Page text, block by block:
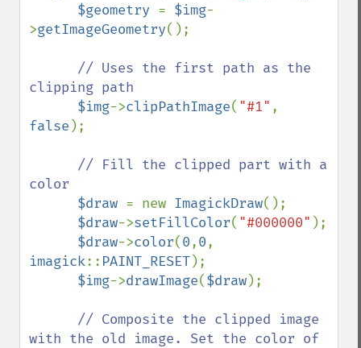
$geometry = $img-
>getImageGeometry();
// Uses the first path as the
clipping path
$img->clipPathImage( "#1"
false );
// Fill the clipped part with a
color
$draw = new ImagickDraw();
$draw->setFillColor( "#000000" );
$draw->color(0,0
imagick:: PAINT_RESET);
$img->drawImage($draw);
// Composite the clipped image
with the old image. Set the color of